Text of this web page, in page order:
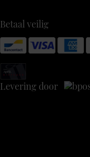
Betaal veilig
Levering door